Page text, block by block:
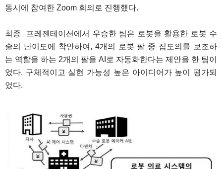
동시에 참여한 Zoom 회의로 진행했다.
최종 프레젠테이션에서 우승한 팀은 로봇을 활용한 로봇 수
술의 난이도에 착안하여, 4개의 로봇 팔 중 집도의를 보조하
는 역할을 하는 2개의 팔을 AI로 자동화한다는 제안을 한 팀이
었다. 구체적이고 실현 가능성 높은 아이디어가 높이 평가되
었다.